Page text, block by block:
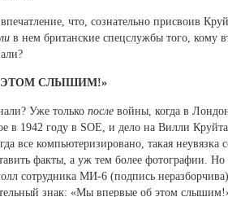
что, сознательно присвоив
в нем британские спецслужбы того, кому
ЭТОМ СЛЫШИМ!»
Уже только после войны, когда в
в 1942 году в SOE, и дело на Вилли
все компьютеризировано, такая
факты, а уж тем более фотографии.
сотрудника МИ-6 (подпись
знак: «Мы впервые об этом